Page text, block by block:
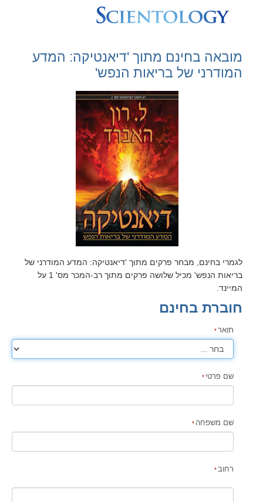
מובאה בחינם מתוך 'דיאנטיקה: המדע
המודרני של בריאות הנפש'
לגמרי בחינם, מבחר פרקים מתוך 'דיאנטיקה: המדע המודרני של
בריאות הנפש' מכיל שלושה פרקים מתוך רב-המכר מס' 1 על
המיינד.
חוברת בחינם
תואר
שם פרטי
שם משפחה
רחוב